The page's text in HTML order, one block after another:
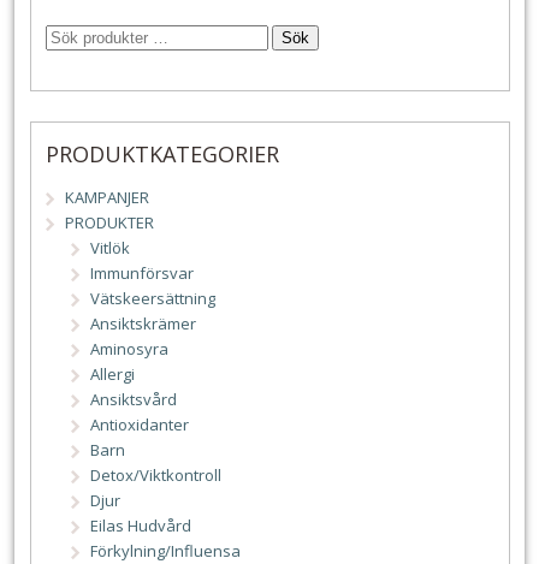
Sök
PRODUKTKATEGORIER
KAMPANJER
PRODUKTER
Vitlök
Immunförsvar
Vätskeersättning
Ansiktskrämer
Aminosyra
Allergi
Ansiktsvård
Antioxidanter
Barn
Detox/Viktkontroll
Djur
Eilas Hudvård
Förkylning/Influensa